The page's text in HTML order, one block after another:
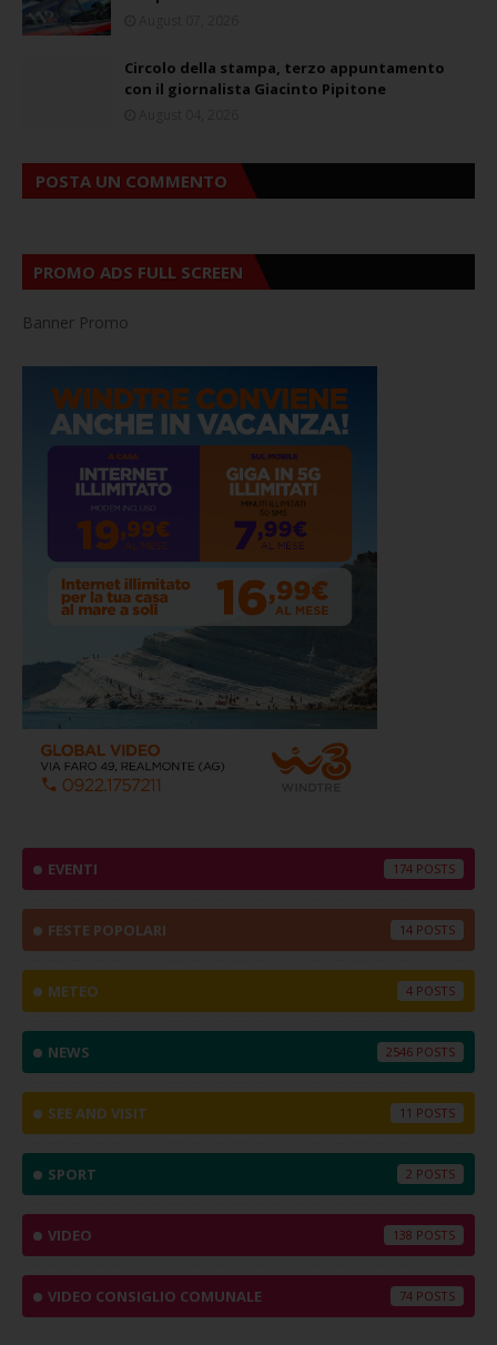
Circolo della stampa, terzo appuntamento
con il giornalista Giacinto Pipitone
POSTA UN COMMENTO
PROMO ADS FULL SCREEN
Banner Promo
EVENTI 174
FESTE POPOLARI 14
METEO 4
NEWS 2546
SEE AND VISIT 11
SPORT 2
VIDEO 138
VIDEO CONSIGLIO COMUNALE 74